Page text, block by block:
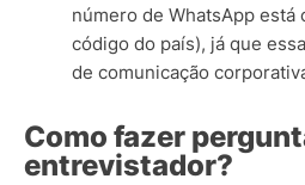
número de WhatsApp está
código do país), já que
de comunicação
Como fazer
entrevistador?